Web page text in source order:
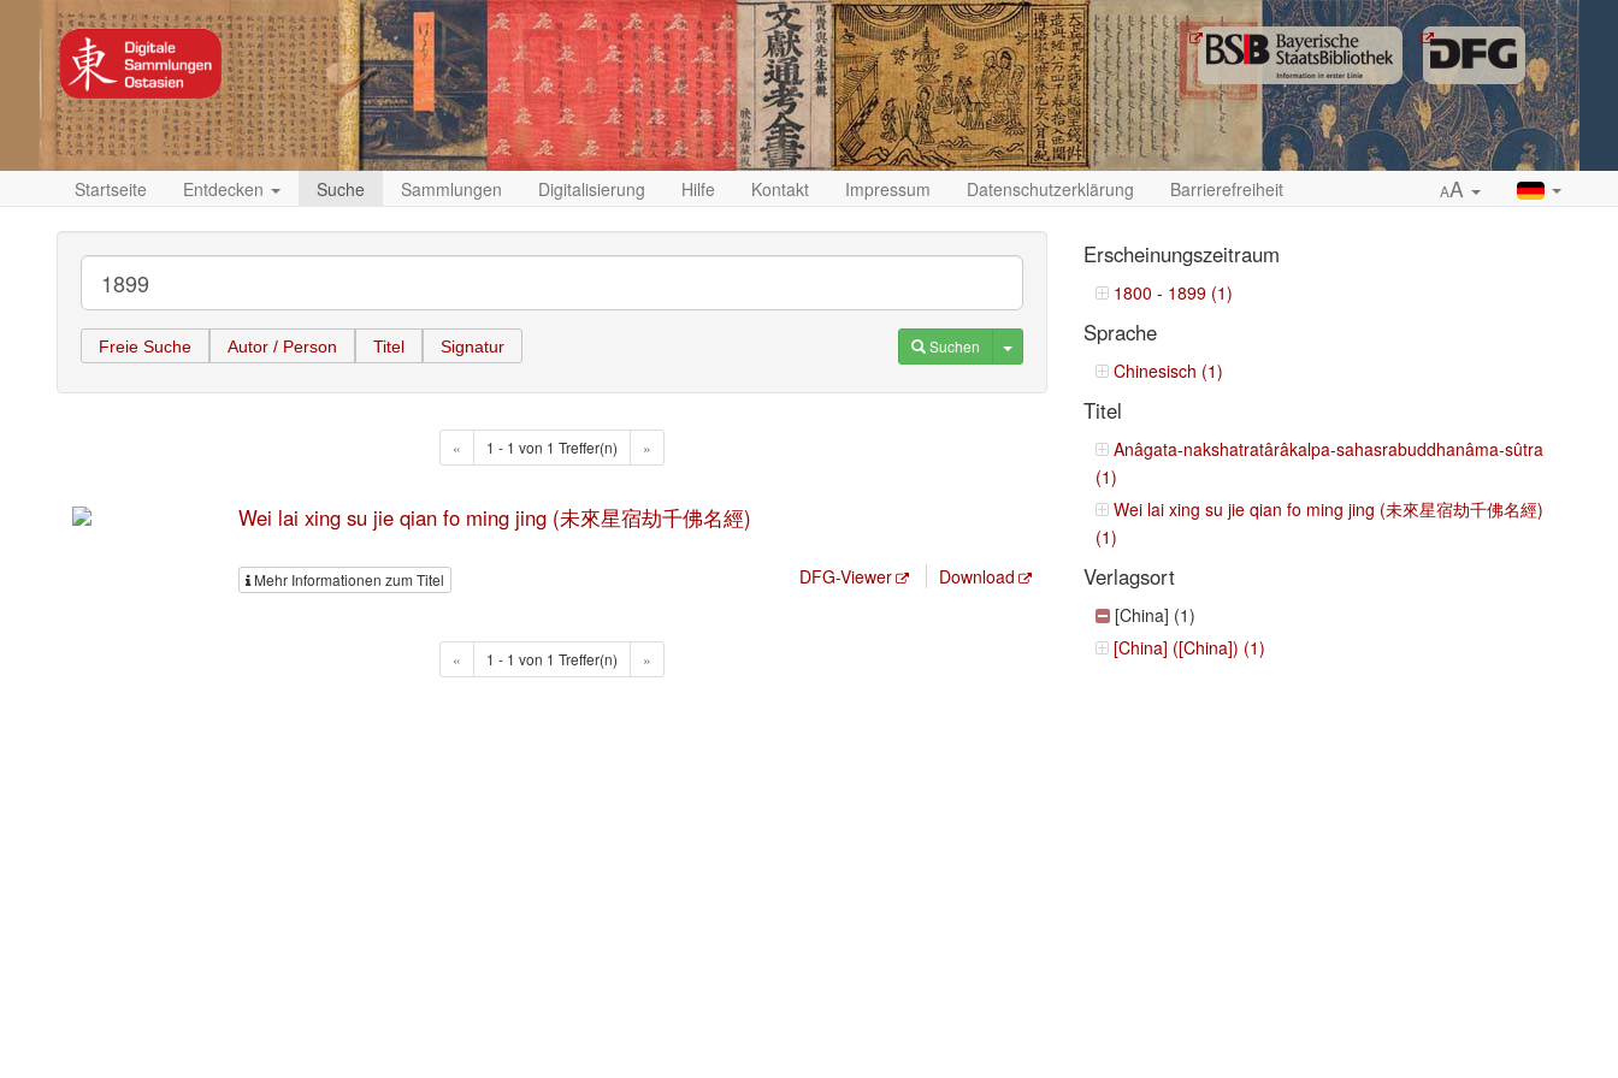
Startseite Entdecken Suche Sammlungen Digitalisierung Hilfe Kontakt Impressum Datenschutzerklärung Barrierefreiheit AA
Freie Suche Autor / Person Titel Signatur Suchen Toggle Dropdown
« 1 - 1 von 1 Treffer(n) »
Wei lai xing su jie qian fo ming jing (未來星宿劫千佛名經)
Mehr Informationen zum Titel DFG-Viewer Download
« 1 - 1 von 1 Treffer(n) »
Erscheinungszeitraum
1800 - 1899 (1)
Sprache
Chinesisch (1)
Titel
Anâgata-nakshatratârâkalpa-sahasrabuddhanâma-sûtra
(1)
Wei lai xing su jie qian fo ming jing (未來星宿劫千佛名經)
(1)
Verlagsort
[China] (1)
[China] ([China]) (1)